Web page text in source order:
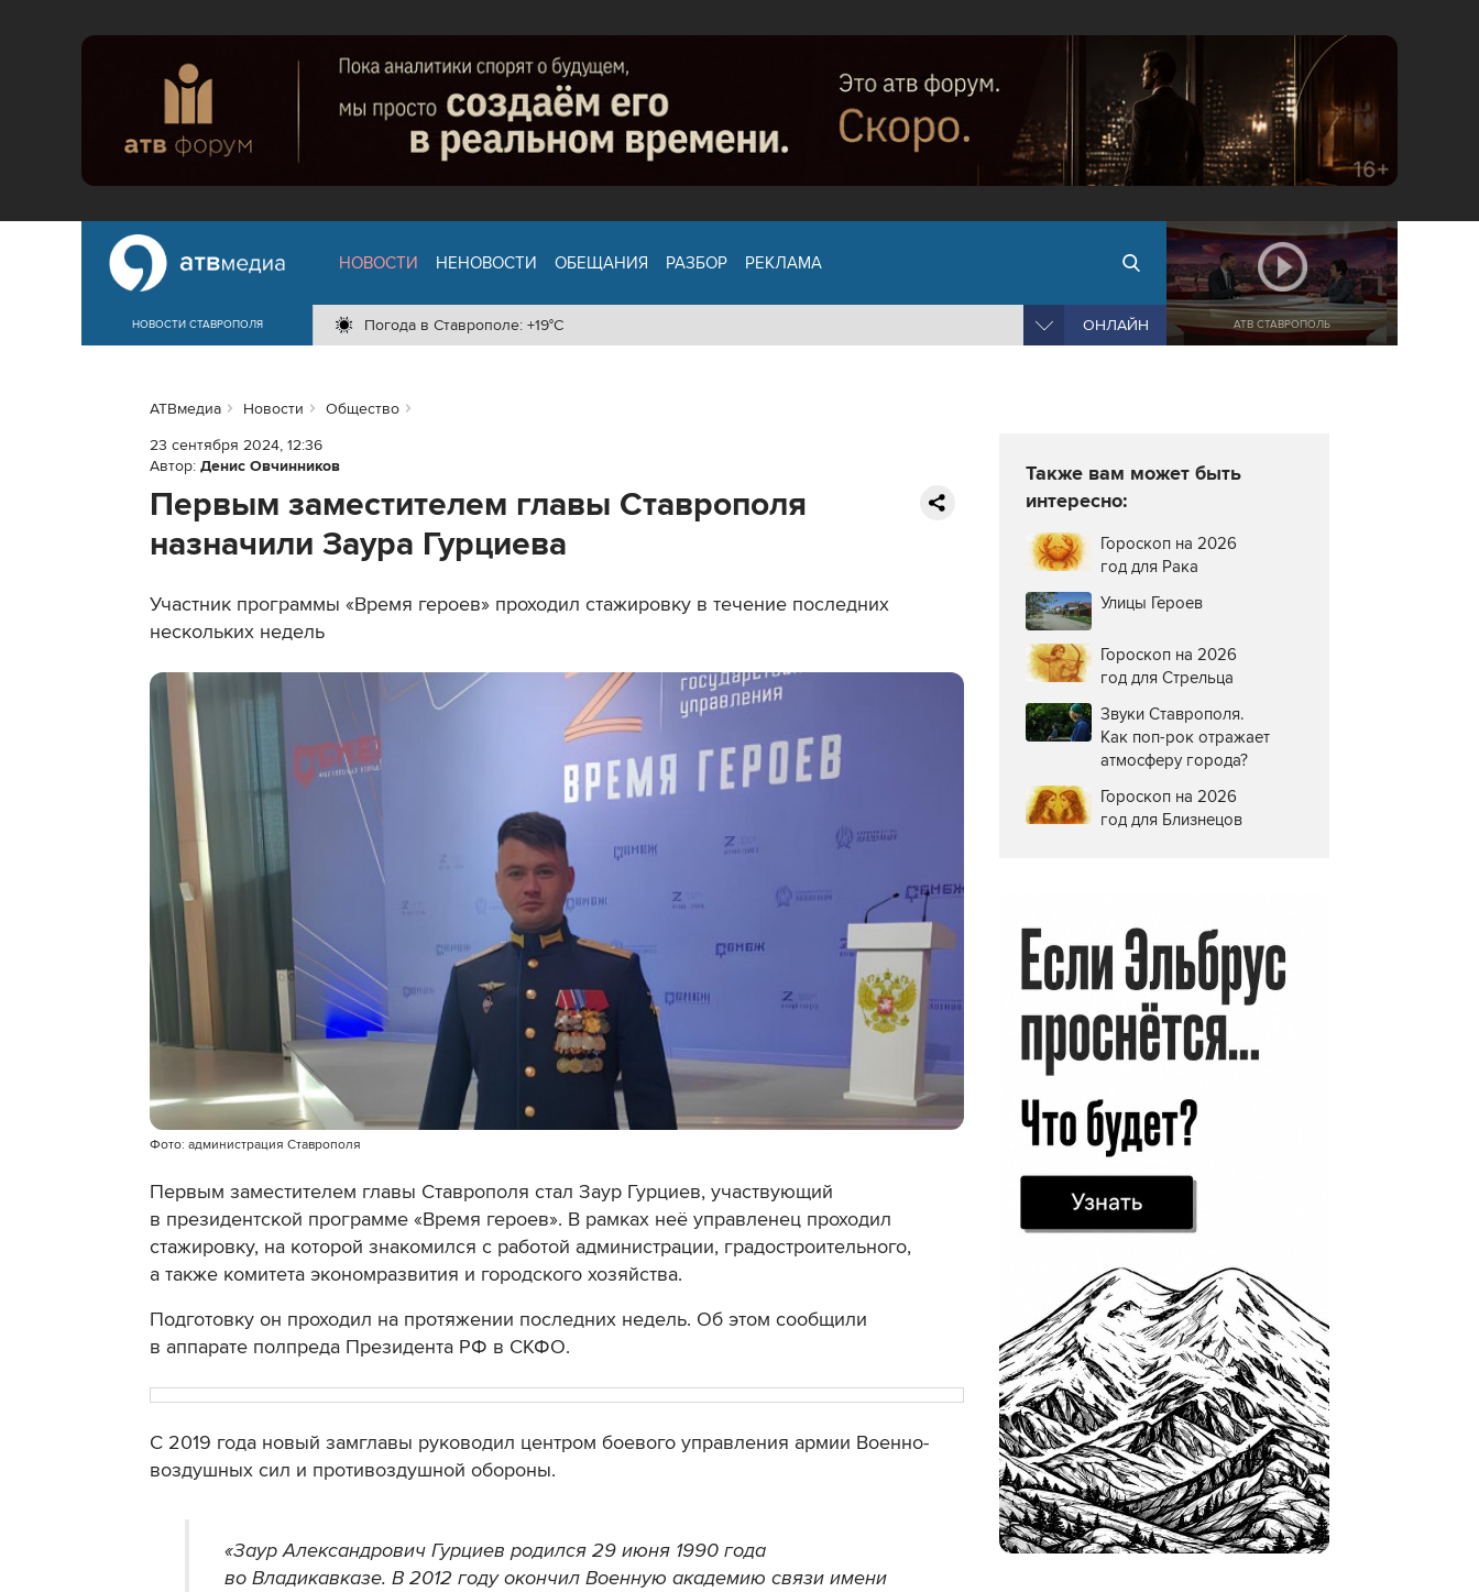
НОВОСТИ СТАВРОПОЛЯ
НОВОСТИ НЕНОВОСТИ ОБЕЩАНИЯ РАЗБОР РЕКЛАМА
Погода в Ставрополе: +19°C ОНЛАЙН АТВ СТАВРОПОЛЬ
АТВмедиа Новости
Общество
23 сентября 2024, 12:36
Автор: Денис Овчинников
Первым заместителем главы Ставрополя
назначили Заура Гурциева
Участник программы «Время героев» проходил стажировку в течение последних
нескольких недель
Фото: администрация Ставрополя
Первым заместителем главы Ставрополя стал Заур Гурциев, участвующий
в президентской программе «Время героев». В рамках неё управленец проходил
стажировку, на которой знакомился с работой администрации, градостроительного,
а также комитета экономразвития и городского хозяйства.
Подготовку он проходил на протяжении последних недель. Об этом сообщили
в аппарате полпреда Президента РФ в СКФО.
С 2019 года новый замглавы руководил центром боевого управления армии Военно-
воздушных сил и противоздушной обороны.
«Заур Александрович Гурциев родился 29 июня 1990 года
во Владикавказе. В 2012 году окончил Военную академию связи имени
Также вам может быть
интересно:
Гороскоп на 2026
год для Рака
Улицы Героев
Гороскоп на 2026
год для Стрельца
Звуки Ставрополя.
Как поп-рок отражает
атмосферу города?
Гороскоп на 2026
год для Близнецов